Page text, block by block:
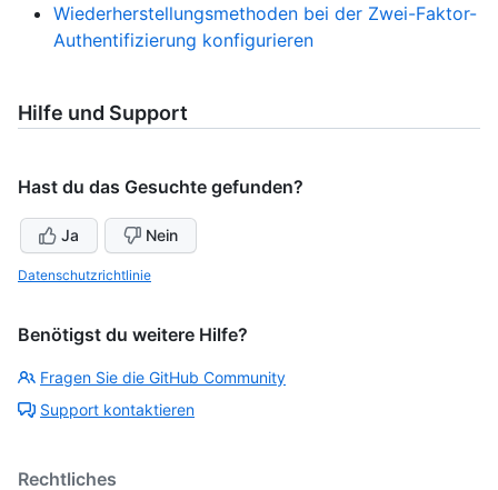
Wiederherstellungsmethoden bei der Zwei-Faktor-
Authentifizierung konfigurieren
Hilfe und Support
Hast du das Gesuchte gefunden?
Ja Nein
Datenschutzrichtlinie
Benötigst du weitere Hilfe?
Fragen Sie die GitHub Community
Support kontaktieren
Rechtliches